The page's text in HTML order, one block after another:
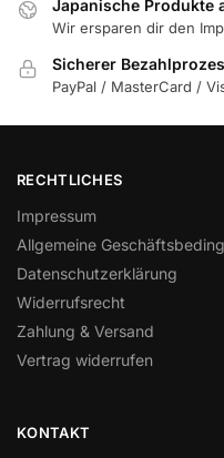
Japanische Produkte
Wir ersparen dir den
Sicherer
PayPal / MasterCard /
RECHTLICHES
Impressum
Allgemeine
Datenschutzerklärung
Widerrufsrecht
Zahlung & Versand
Vertrag widerrufen
KONTAKT